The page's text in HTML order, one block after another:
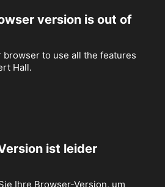
version is out of
browser to use all the features
Hall.
ist leider
Ihre Browser-Version, um